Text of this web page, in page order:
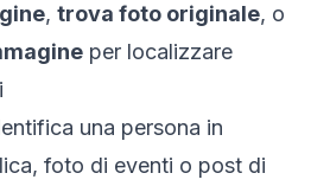
, trova foto originale, o
per localizzare
una persona in
foto di eventi o post di